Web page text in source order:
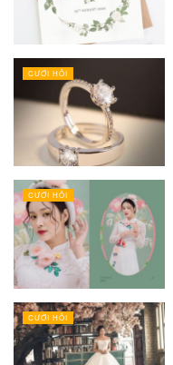
CƯỚI HỎI
CƯỚI HỎI
CƯỚI HỎI